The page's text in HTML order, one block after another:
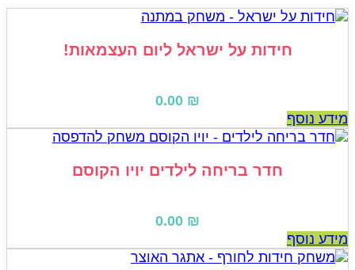
חידות על ישראל ליום העצמאות!
0.00₪
נוסף
חדר בריחה לילדים יויו הקוסם
0.00₪
נוסף